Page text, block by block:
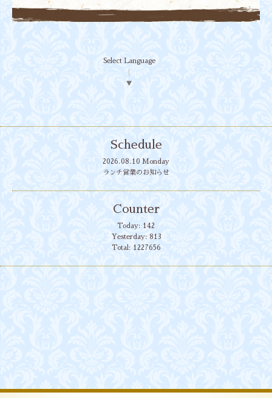
Select Language
▼
Schedule
2026.08.10 Monday
ランチ営業のお知らせ
Counter
Today: 142
Yesterday: 813
Total: 1227656